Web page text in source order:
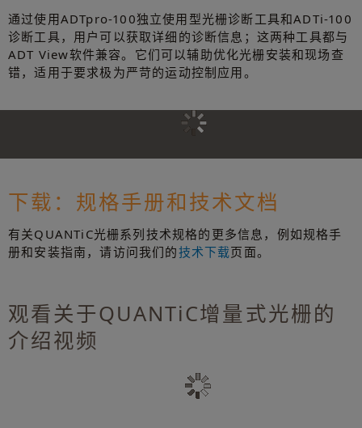
通过使用ADTpro-100独立使用型光栅诊断工具和ADTi-100
诊断工具，用户可以获取详细的诊断信息；这两种工具都与
ADT View软件兼容。它们可以辅助优化光栅安装和现场查
错，适用于要求极为严苛的运动控制应用。
下载：规格手册和技术文档
有关QUANTiC光栅系列技术规格的更多信息，例如规格手
册和安装指南，请访问我们的技术下载页面。
观看关于QUANTiC增量式光栅的
介绍视频